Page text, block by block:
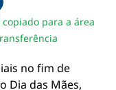
twitter
pelo email
link da notícia
copiado para a área
no fim de
Dia das Mães,